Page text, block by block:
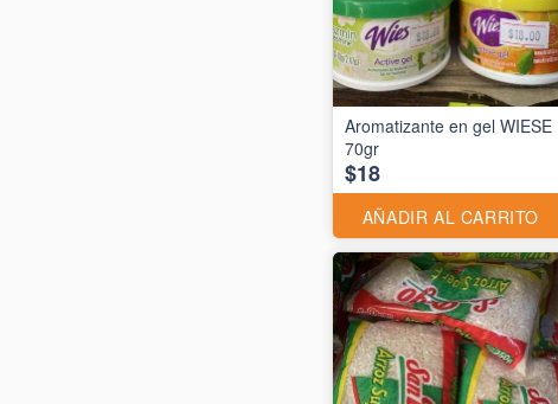
Aromatizante en gel WIESE
70gr
$18
AÑADIR AL CARRITO